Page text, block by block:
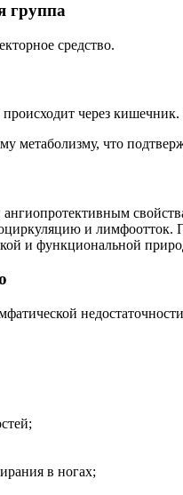
группа
средство.
через
метаболизму, что
и
и функциональной
в ногах;